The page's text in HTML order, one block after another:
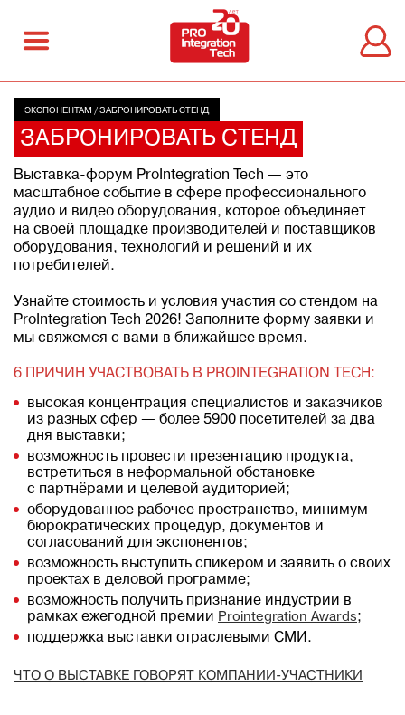
ЭКСПОНЕНТАМ / ЗАБРОНИРОВАТЬ СТЕНД
ЗАБРОНИРОВАТЬ СТЕНД
Выставка-форум ProIntegration Tech — это
масштабное событие в сфере профессионального
аудио и видео оборудования, которое объединяет
на своей площадке производителей и поставщиков
оборудования, технологий и решений и их
потребителей.
Узнайте стоимость и условия участия со стендом на
ProIntegration Tech 2026! Заполните форму заявки и
мы свяжемся с вами в ближайшее время.
6 ПРИЧИН УЧАСТВОВАТЬ В PROINTEGRATION TECH:
высокая концентрация специалистов и заказчиков
из разных сфер — более 5900 посетителей за два
дня выставки;
возможность провести презентацию продукта,
встретиться в неформальной обстановке
с партнёрами и целевой аудиторией;
оборудованное рабочее пространство, минимум
бюрократических процедур, документов и
согласований для экспонентов;
возможность выступить спикером и заявить о своих
проектах в деловой программе;
возможность получить признание индустрии в
рамках ежегодной премии
Prointegration Awards;
поддержка выставки отраслевыми СМИ.
ЧТО О ВЫСТАВКЕ ГОВОРЯТ КОМПАНИИ-УЧАСТНИКИ